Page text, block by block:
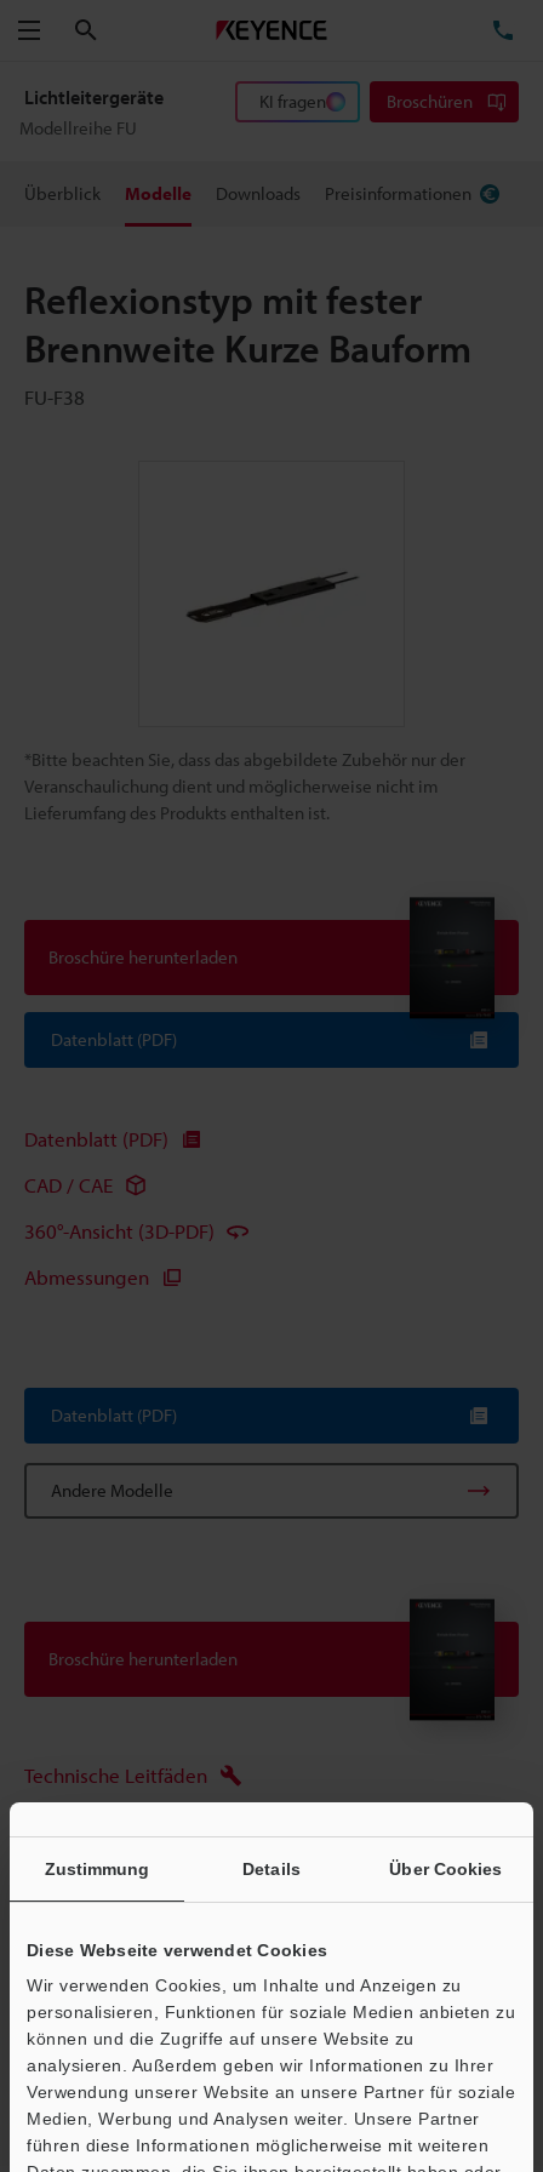
Zustimmung Details Über Cookies
Diese Webseite verwendet Cookies
Wir verwenden Cookies, um Inhalte und Anzeigen zu
personalisieren, Funktionen für soziale Medien anbieten zu
können und die Zugriffe auf unsere Website zu
analysieren. Außerdem geben wir Informationen zu Ihrer
Verwendung unserer Website an unsere Partner für soziale
Medien, Werbung und Analysen weiter. Unsere Partner
führen diese Informationen möglicherweise mit weiteren
Menü
Lichtleitergeräte
Modellreihe FU
KI fragen Broschüren
Überblick Modelle Downloads Preisinformationen
Reflexionstyp mit fester
Brennweite Kurze Bauform
FU-F38
*Bitte beachten Sie, dass das abgebildete Zubehör nur der
Veranschaulichung dient und möglicherweise nicht im
Lieferumfang des Produkts enthalten ist.
Broschüre herunterladen
Datenblatt (PDF)
Datenblatt (PDF)
CAD / CAE
360°-Ansicht (3D-PDF)
Abmessungen
Datenblatt (PDF)
Andere Modelle
Broschüre herunterladen
Technische Leitfäden
CAD / CAE
Terminwunsch
Testgerät anfordern
Lichtleitersensoren